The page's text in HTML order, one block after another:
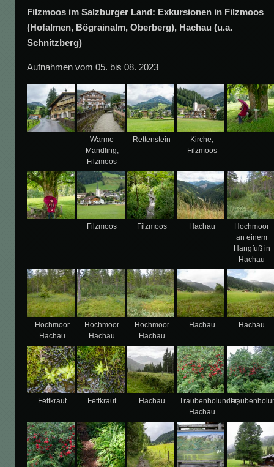
Filzmoos im Salzburger Land: Exkursionen in Filzmoos
(Hofalmen, Bögrainalm, Oberberg), Hachau (u.a.
Schnitzberg)
Aufnahmen vom 05. bis 08. 2023
Warme
Mandling,
Filzmoos
Rettenstein
Kirche,
Filzmoos
Filzmoos Filzmoos Hachau
Hochmoor
an einem
Hangfuß in
Hachau
Hochmoor
Hachau
Hochmoor
Hachau
Hochmoor
Hachau
Hachau Hachau
Fettkraut Fettkraut Hachau
Traubenholunder,
Hachau